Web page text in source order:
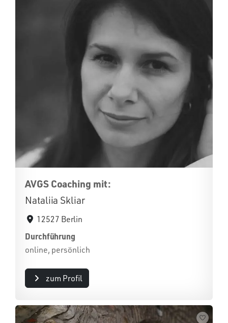
AVGS Coaching mit:
Nataliia Skliar
12527 Berlin
Durchführung
online, persönlich
zum Profil